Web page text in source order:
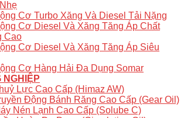
Cơ Turbo Xăng Và Diesel Tải Nặng
Cơ Diesel Và Xăng Tăng Áp Chất
Cao
Cơ Diesel Và Xăng Tăng Áp Siêu
Cơ Hàng Hải Đa Dụng Somar
NGHIỆP
Lực Cao Cấp (Himaz AW)
Động Bánh Răng Cao Cấp (Gear Oil)
Nén Lạnh Cao Cấp (Solube C)